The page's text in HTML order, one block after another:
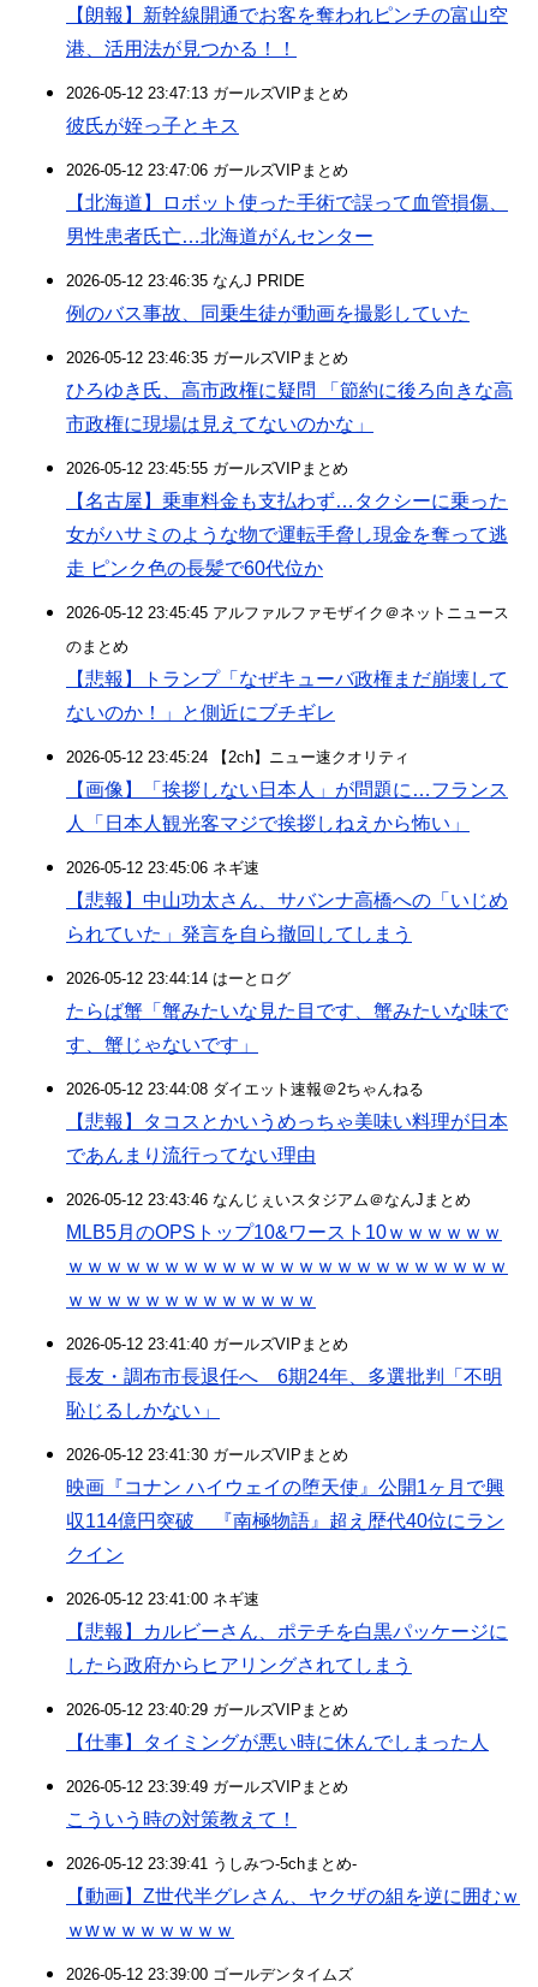
【朗報】新幹線開通でお客を奪われピンチの富山空
港、活用法が見つかる！！
2026-05-12 23:47:13 ガールズVIPまとめ
彼氏が姪っ子とキス
2026-05-12 23:47:06 ガールズVIPまとめ
【北海道】ロボット使った手術で誤って血管損傷、
男性患者氏亡…北海道がんセンター
2026-05-12 23:46:35 なんJ PRIDE
例のバス事故、同乗生徒が動画を撮影していた
2026-05-12 23:46:35 ガールズVIPまとめ
ひろゆき氏、高市政権に疑問 「節約に後ろ向きな高
市政権に現場は見えてないのかな」
2026-05-12 23:45:55 ガールズVIPまとめ
【名古屋】乗車料金も支払わず…タクシーに乗った
女がハサミのような物で運転手脅し現金を奪って逃
走 ピンク色の長髪で60代位か
2026-05-12 23:45:45 アルファルファモザイク＠ネットニュース
のまとめ
【悲報】トランプ「なぜキューバ政権まだ崩壊して
ないのか！」と側近にブチギレ
2026-05-12 23:45:24 【2ch】ニュー速クオリティ
【画像】「挨拶しない日本人」が問題に…フランス
人「日本人観光客マジで挨拶しねえから怖い」
2026-05-12 23:45:06 ネギ速
【悲報】中山功太さん、サバンナ高橋への「いじめ
られていた」発言を自ら撤回してしまう
2026-05-12 23:44:14 はーとログ
たらば蟹「蟹みたいな見た目です、蟹みたいな味で
す、蟹じゃないです」
2026-05-12 23:44:08 ダイエット速報＠2ちゃんねる
【悲報】タコスとかいうめっちゃ美味い料理が日本
であんまり流行ってない理由
2026-05-12 23:43:46 なんじぇいスタジアム＠なんJまとめ
MLB5月のOPSトップ10&ワースト10ｗｗｗｗｗｗ
ｗｗｗｗｗｗｗｗｗｗｗｗｗｗｗｗｗｗｗｗｗｗｗ
ｗｗｗｗｗｗｗｗｗｗｗｗｗ
2026-05-12 23:41:40 ガールズVIPまとめ
長友・調布市長退任へ 6期24年、多選批判「不明
恥じるしかない」
2026-05-12 23:41:30 ガールズVIPまとめ
映画『コナン ハイウェイの堕天使』公開1ヶ月で興
収114億円突破 『南極物語』超え歴代40位にラン
クイン
2026-05-12 23:41:00 ネギ速
【悲報】カルビーさん、ポテチを白黒パッケージに
したら政府からヒアリングされてしまう
2026-05-12 23:40:29 ガールズVIPまとめ
【仕事】タイミングが悪い時に休んでしまった人
2026-05-12 23:39:49 ガールズVIPまとめ
こういう時の対策教えて！
2026-05-12 23:39:41 うしみつ-5chまとめ-
【動画】Z世代半グレさん、ヤクザの組を逆に囲むｗ
ｗwｗｗｗｗｗｗｗ
2026-05-12 23:39:00 ゴールデンタイムズ